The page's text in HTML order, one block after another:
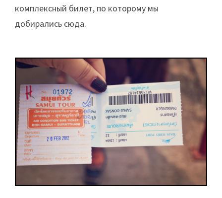
комплексный билет, по которому мы
добирались сюда.